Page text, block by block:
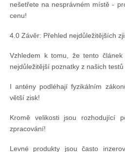
nešetřete na nesprávném místě -
cenu!
4.0 Závěr: Přehled nejdůležitějších
Vzhledem k tomu, že tento
nejdůležitější poznatky z našich
I antény podléhají fyzikálním
větší zisk!
Kromě velikosti jsou rozhodující
zpracování!
Levné produkty jsou často